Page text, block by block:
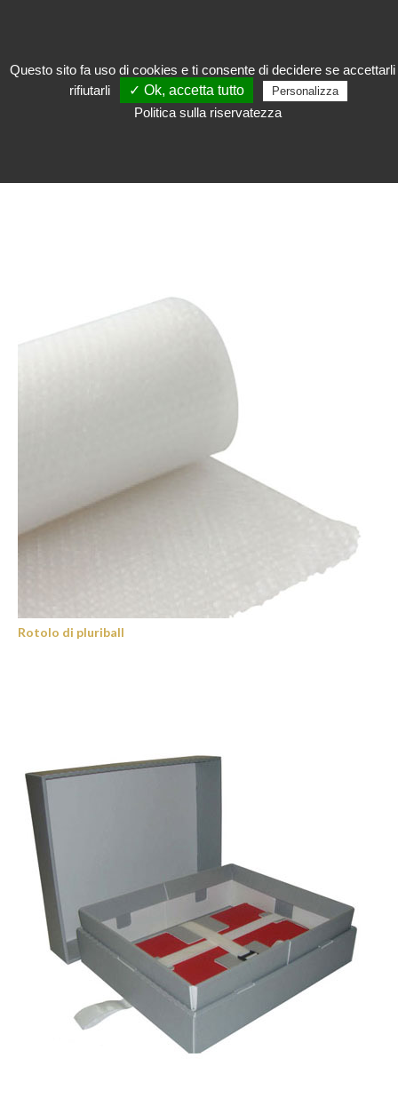
Attrezzature di riserva>Protezione e trasporto
Rotolo di pluriball
Questo sito fa uso di cookies e ti consente di decidere se accettarli
rifiutarli
✓ Ok, accetta tutto Personalizza
Politica sulla riservatezza